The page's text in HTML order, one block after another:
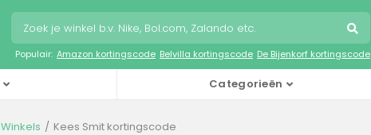
Populair: Amazon kortingscode Belvilla kortingscode De Bijenkorf kortingscode
Categorieën
Winkels Kees Smit kortingscode